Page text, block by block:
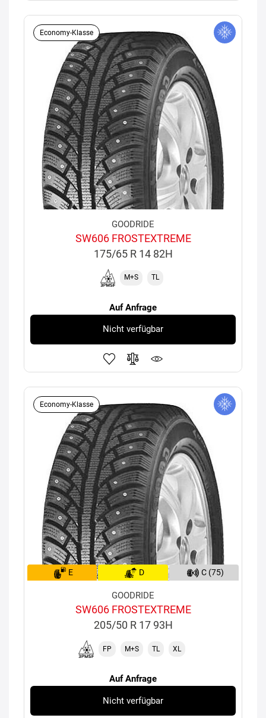
Economy-Klasse
GOODRIDE
SW606 FROSTEXTREME
175/65 R 14 82H
M+S TL
Auf Anfrage
Nicht verfügbar
Economy-Klasse
E D C (75)
GOODRIDE
SW606 FROSTEXTREME
205/50 R 17 93H
FP M+S TL XL
Auf Anfrage
Nicht verfügbar